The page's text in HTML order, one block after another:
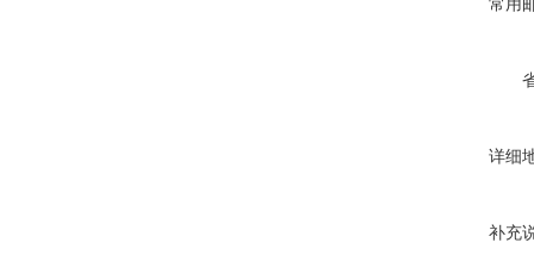
详细
补充